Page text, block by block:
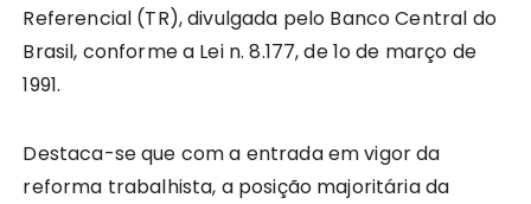
Referencial (TR), divulgada pelo Banco Central do
Brasil, conforme a Lei n. 8.177, de 1o de março de
1991.
Destaca-se que com a entrada em vigor da
reforma trabalhista, a posição majoritária da